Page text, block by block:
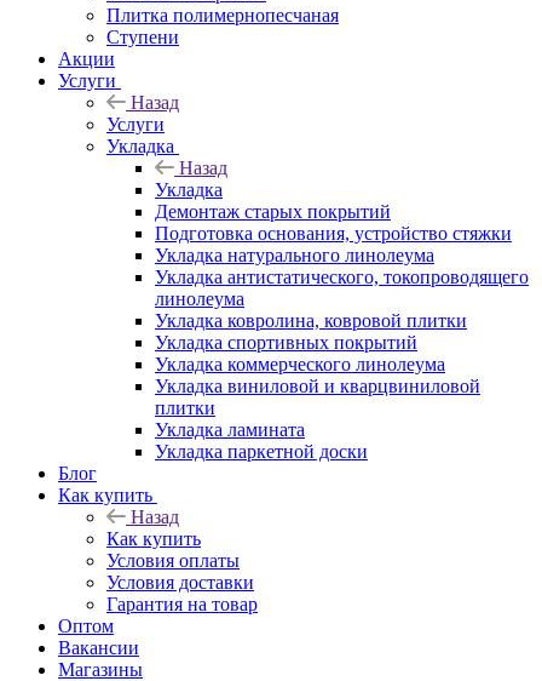
Плитка полимернопесчаная
Ступени
Акции
Услуги
Назад
Услуги
Укладка
Назад
Укладка
Демонтаж старых покрытий
Подготовка основания, устройство стяжки
Укладка натурального линолеума
Укладка антистатического, токопроводящего
линолеума
Укладка ковролина, ковровой плитки
Укладка спортивных покрытий
Укладка коммерческого линолеума
Укладка виниловой и кварцвиниловой
плитки
Укладка ламината
Укладка паркетной доски
Блог
Как купить
Назад
Как купить
Условия оплаты
Условия доставки
Гарантия на товар
Оптом
Вакансии
Магазины